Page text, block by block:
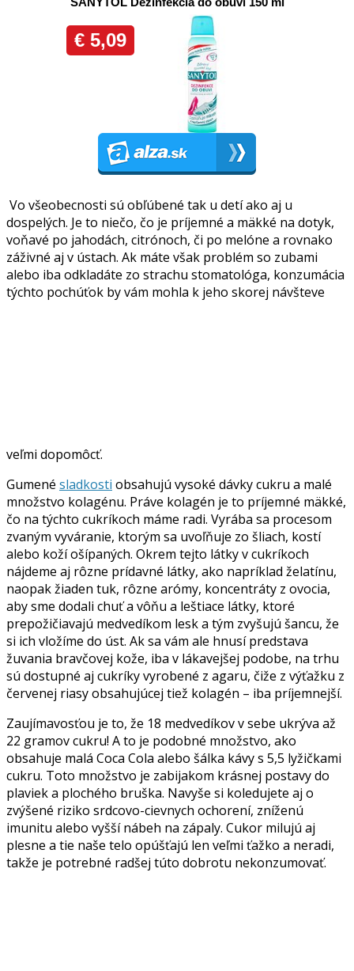
Vo všeobecnosti sú obľúbené tak u detí ako aj u
dospelých. Je to niečo, čo je príjemné a mäkké na dotyk,
voňavé po jahodách, citrónoch, či po melóne a rovnako
záživné aj v ústach. Ak máte však problém so zubami
alebo iba odkladáte zo strachu stomatológa, konzumácia
týchto pochúťok by vám mohla k jeho skorej návšteve
veľmi dopomôcť.
Gumené sladkosti obsahujú vysoké dávky cukru a malé
množstvo kolagénu. Práve kolagén je to príjemné mäkké,
čo na týchto cukríkoch máme radi. Vyrába sa procesom
zvaným vyváranie, ktorým sa uvoľňuje zo šliach, kostí
alebo koží ošípaných. Okrem tejto látky v cukríkoch
nájdeme aj rôzne prídavné látky, ako napríklad želatínu,
naopak žiaden tuk, rôzne arómy, koncentráty z ovocia,
aby sme dodali chuť a vôňu a leštiace látky, ktoré
prepožičiavajú medvedíkom lesk a tým zvyšujú šancu, že
si ich vložíme do úst. Ak sa vám ale hnusí predstava
žuvania bravčovej kože, iba v lákavejšej podobe, na trhu
sú dostupné aj cukríky vyrobené z agaru, čiže z výťažku z
červenej riasy obsahujúcej tiež kolagén – iba príjemnejší.
Zaujímavosťou je to, že 18 medvedíkov v sebe ukrýva až
22 gramov cukru! A to je podobné množstvo, ako
obsahuje malá Coca Cola alebo šálka kávy s 5,5 lyžičkami
cukru. Toto množstvo je zabijakom krásnej postavy do
plaviek a plochého bruška. Navyše si koledujete aj o
zvýšené riziko srdcovo-cievnych ochorení, zníženú
imunitu alebo vyšší nábeh na zápaly. Cukor milujú aj
plesne a tie naše telo opúšťajú len veľmi ťažko a neradi,
takže je potrebné radšej túto dobrotu nekonzumovať.